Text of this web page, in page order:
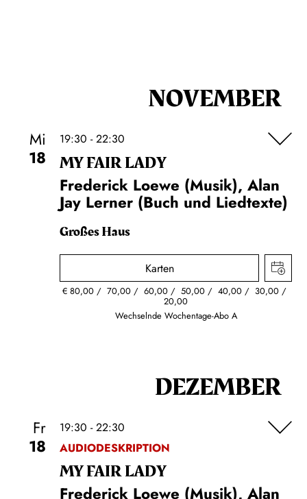
NOVEMBER
Mi
18
19:30 - 22:30
MY FAIR LADY
Frederick Loewe (Musik), Alan
Jay Lerner (Buch und Liedtexte)
Großes Haus
Karten
€80,00 70,00 60,00 50,00 40,00 30,00
20,00
Wechselnde Wochentage-Abo A
DEZEMBER
Fr
18
19:30 - 22:30
AUDIODESKRIPTION
MY FAIR LADY
Frederick Loewe (Musik), Alan